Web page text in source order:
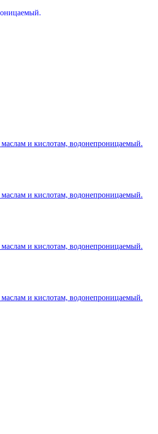
и кислотам, водонепроницаемый.
и кислотам, водонепроницаемый.
и кислотам, водонепроницаемый.
и кислотам, водонепроницаемый.